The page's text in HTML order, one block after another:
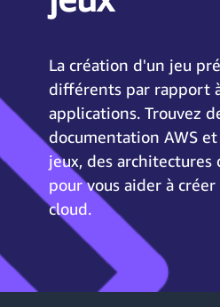
La création d'un jeu
différents par rapport
applications. Trouvez
documentation AWS
jeux, des architectures
pour vous aider à
cloud.